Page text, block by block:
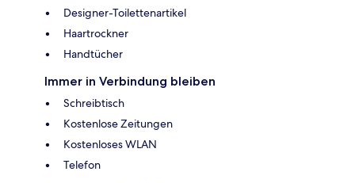
Designer-Toilettenartikel
Haartrockner
Handtücher
Immer in Verbindung bleiben
Schreibtisch
Kostenlose Zeitungen
Kostenloses WLAN
Telefon